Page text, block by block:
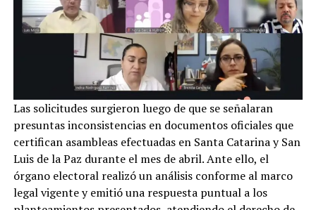
Las solicitudes surgieron luego de que se señalaran
presuntas inconsistencias en documentos oficiales que
certifican asambleas efectuadas en Santa Catarina y San
Luis de la Paz durante el mes de abril. Ante ello, el
órgano electoral realizó un análisis conforme al marco
legal vigente y emitió una respuesta puntual a los